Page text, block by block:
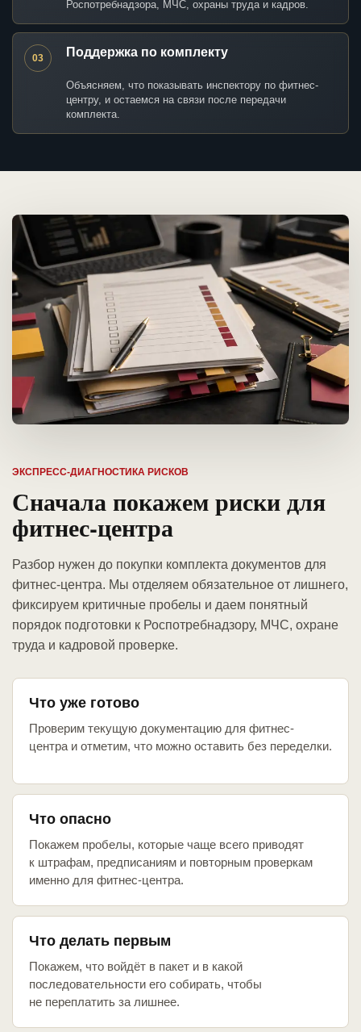
Роспотребнадзора, МЧС, охраны труда и кадров.
03 Поддержка по комплекту
Объясняем, что показывать инспектору по фитнес-
центру, и остаемся на связи после передачи
комплекта.
ЭКСПРЕСС-ДИАГНОСТИКА РИСКОВ
Сначала покажем риски для
фитнес-центра
Разбор нужен до покупки комплекта документов для
фитнес-центра. Мы отделяем обязательное от лишнего,
фиксируем критичные пробелы и даем понятный
порядок подготовки к Роспотребнадзору, МЧС, охране
труда и кадровой проверке.
Что уже готово
Проверим текущую документацию для фитнес-
центра и отметим, что можно оставить без переделки.
Что опасно
Покажем пробелы, которые чаще всего приводят
к штрафам, предписаниям и повторным проверкам
именно для фитнес-центра.
Что делать первым
Покажем, что войдёт в пакет и в какой
последовательности его собирать, чтобы
не переплатить за лишнее.